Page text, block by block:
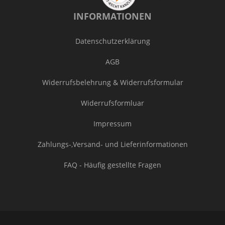
INFORMATIONEN
Datenschutzerklärung
AGB
Widerrufsbelehrung & Widerrufsformular
Widerrufsformluar
Impressum
Zahlungs-,Versand- und Lieferinformationen
FAQ - Häufig gestellte Fragen